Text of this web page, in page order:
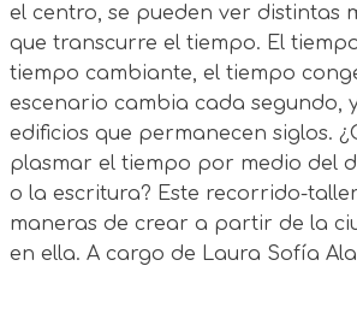
el centro, se pueden ver distintas
que transcurre el tiempo. El
tiempo cambiante, el tiempo
escenario cambia cada segundo,
edificios que permanecen siglos.
plasmar el tiempo por medio del
o la escritura? Este recorrido-
maneras de crear a partir de la
en ella. A cargo de Laura Sofía